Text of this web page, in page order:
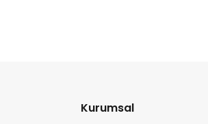
Kurumsal